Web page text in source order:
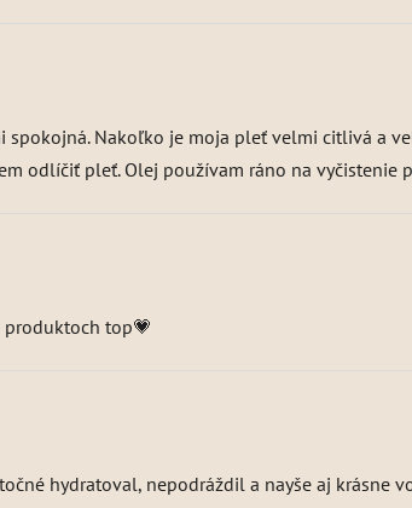
Nakoľko je moja pleť velmi citlivá a
odlíčiť pleť. Olej používam ráno na vyčistenie
produktoch top💗
hydratoval, nepodráždil a nayše aj krásne